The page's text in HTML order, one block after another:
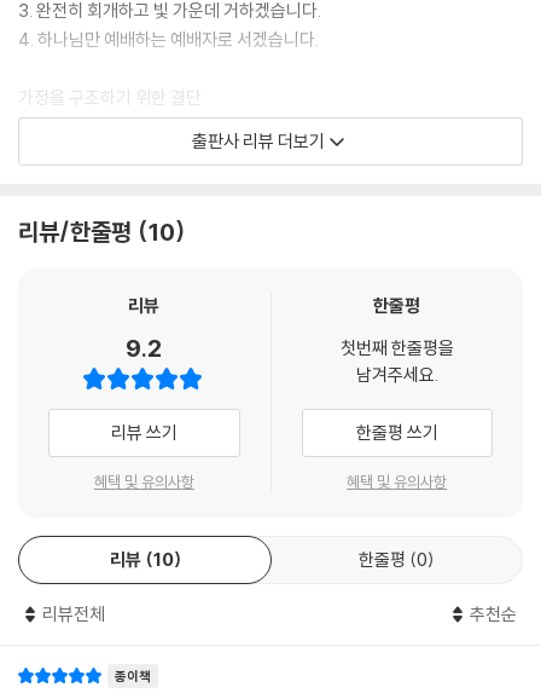
애썼다. 차가 조금만 늦게 멈췄어도 천 길 낭떠러지로 곤두박질했으리라.
감과 안도감이 마구 뒤엉켰다. 이윽고 아내가 안전벨트를 풀고 남편의 품
에 머리를 묻고 흐느꼈다. 잭은 따라 우는 아이들을 안쓰럽게 바라보며 “미
안해”라고 몇 번이고 되뇌었다.
두려움, 감사, 충격, 기도. 사라의 내면에서 만감이 교차했다. 이윽고 서서
못할 말을 속삭였다. “다시는 그러지 말아요.”
이 심장 떨리는 이야기는 오늘날 수많은 남자들의 현주소를 적나라하게 보
여 준다. 넋을 잃고 흐느적거리는 남자들. 가장으로서 가정이란 차의 운전
석에 앉아 있기는 하지만 일찌감치 꿈나라로 떠난 남자들. 소극적인 천성
탓에 스스로 잠에 빠져든 남자들과 어둡고 더러운 세상 문화의 자장가에
홀려 깊은 잠에 빠져든 남자들.
이 꿈나라는 남자들이 얼마든지 무책임하고 미성숙하고 태만한 남편이요
아버지로 살아도 되는 곳이다. 남자들이 이 꿈나라를 헤매는 동안 가족들
한다. 하지만 깊은 잠에 빠진 남자들은 이 사실을 전혀 눈치 채지 못한다.
어쩔 수 없이 어머니들이 아버지를 대신해 가장의 짐을 짊어진다. 그로 인
한 스트레스가 이만저만이 아니다. 어서 남편이 깨어나 다시 운전대를 잡
우리가 너무 늦기 전에 남자들에게 소리 높여 묻는 이유다. 깨어서 운전대
3. 완전히 회개하고 빛 가운데 거하겠습니다.
4. 하나님만 예배하는 예배자로 서겠습니다.
가정을 구조하기 위한 결단
5. 가정의 제사장으로 서겠습니다.
6. 아내를 목숨처럼 사랑하겠습니다.
9. 가족의 몸과 영혼에 에너지를 공급하겠습니다.
무너진 사회를 위한 결단
11. 연약한 이들을 위해 울겠습니다.
12. 하나님께 의지하며 이 결단을 끝까지 이루겠습니다.
“오직 나와 내 집은 여호와를 섬기겠노라”(수 24:15).
남자로 살아가기에 정말 어려운 시대. 그러기에 더욱 이 시대는 ‘오직 믿음
으로’ 살아가는 진정한 남자를 원한다. 여기 그 길이 있다. 이 땅의 모든 남
자들에게 이 책을 권하고 싶다.
김성묵 _아버지학교운동본부 상임이사
몇몇 경건한 남자들이 일어나 평양 대부흥을 이루었던 것처럼, 지금 다시
출판사 리뷰 더보기
리뷰/한줄평 10
리뷰
9.2
리뷰 쓰기
혜택 및 유의사항
한줄평
첫번째 한줄평을
남겨주세요.
한줄평 쓰기
혜택 및 유의사항
리뷰 10 한줄평 0
리뷰전체 추천순
종이책